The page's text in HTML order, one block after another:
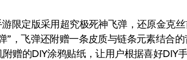
定版采用超究极死神飞弹，还原金克丝
”，飞弹还附赠一条皮质与链条元素结合
赠的DIY涂鸦贴纸，让用户根据喜好DIY